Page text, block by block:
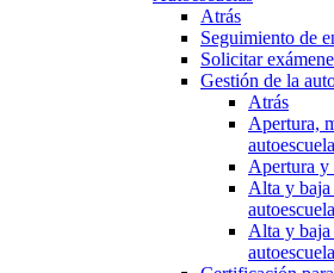
Atrás
Seguimiento de
Solicitar
Gestión de la
Atrás
Apertura,
Apertura y
Alta y baja
Alta y baja